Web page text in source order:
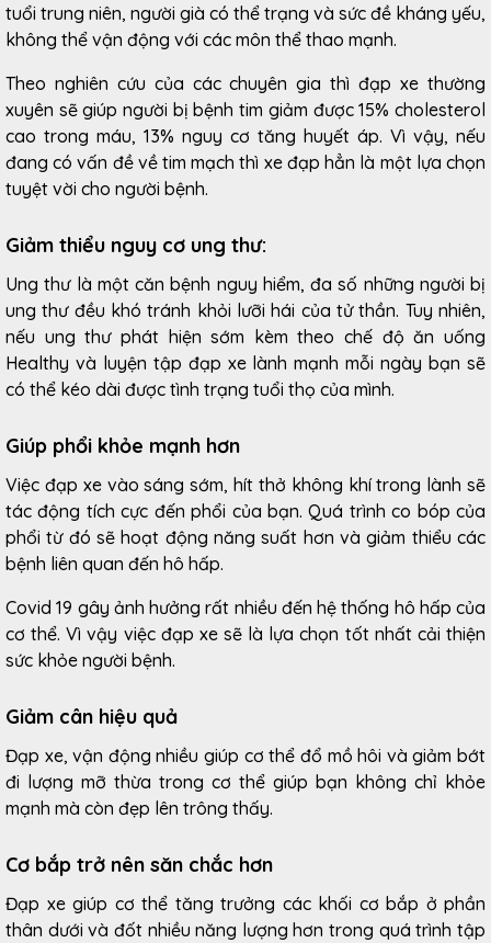
tuổi trung niên, người già có thể trạng và sức đề kháng yếu,
không thể vận động với các môn thể thao mạnh.
Theo nghiên cứu của các chuyên gia thì đạp xe thường
xuyên sẽ giúp người bị bệnh tim giảm được 15% cholesterol
cao trong máu, 13% nguy cơ tăng huyết áp. Vì vậy, nếu
đang có vấn đề về tim mạch thì xe đạp hẳn là một lựa chọn
tuyệt vời cho người bệnh.
Giảm thiểu nguy cơ ung thư:
Ung thư là một căn bệnh nguy hiểm, đa số những người bị
ung thư đều khó tránh khỏi lưỡi hái của tử thần. Tuy nhiên,
nếu ung thư phát hiện sớm kèm theo chế độ ăn uống
Healthy và luyện tập đạp xe lành mạnh mỗi ngày bạn sẽ
có thể kéo dài được tình trạng tuổi thọ của mình.
Giúp phổi khỏe mạnh hơn
Việc đạp xe vào sáng sớm, hít thở không khí trong lành sẽ
tác động tích cực đến phổi của bạn. Quá trình co bóp của
phổi từ đó sẽ hoạt động năng suất hơn và giảm thiểu các
bệnh liên quan đến hô hấp.
Covid 19 gây ảnh hưởng rất nhiều đến hệ thống hô hấp của
cơ thể. Vì vậy việc đạp xe sẽ là lựa chọn tốt nhất cải thiện
sức khỏe người bệnh.
Giảm cân hiệu quả
Đạp xe, vận động nhiều giúp cơ thể đổ mồ hôi và giảm bớt
đi lượng mỡ thừa trong cơ thể giúp bạn không chỉ khỏe
mạnh mà còn đẹp lên trông thấy.
Cơ bắp trở nên săn chắc hơn
Đạp xe giúp cơ thể tăng trưởng các khối cơ bắp ở phần
thân dưới và đốt nhiều năng lượng hơn trong quá trình tập